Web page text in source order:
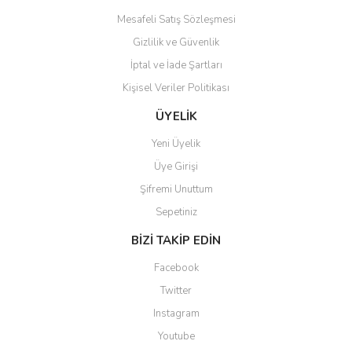
Gönder
Mesafeli Satış Sözleşmesi
Gizlilik ve Güvenlik
İptal ve İade Şartları
Kişisel Veriler Politikası
ÜYELİK
Yeni Üyelik
Üye Girişi
Şifremi Unuttum
Sepetiniz
BİZİ TAKİP EDİN
Facebook
Twitter
Instagram
Youtube